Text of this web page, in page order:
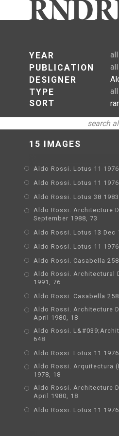
YEAR
PUBLICATION
DESIGNER
TYPE
SORT
all
all
all
15 IMAGES
Aldo Rossi. Lotus 11
Aldo Rossi. Lotus 11
Aldo Rossi. Lotus 38
Aldo Rossi. Architecture
September 1988, 73
Aldo Rossi. Lotus 13 Dec
Aldo Rossi. Lotus 11
Aldo Rossi. Casabella
Aldo Rossi. Architectural
1991, 76
Aldo Rossi. Casabella
Aldo Rossi. Architecture
April 1980, 18
Aldo Rossi.
648
Aldo Rossi. Lotus 11
Aldo Rossi. Arquitectura
1978, 18
Aldo Rossi. Architecture
April 1980, 18
Aldo Rossi. Lotus 11